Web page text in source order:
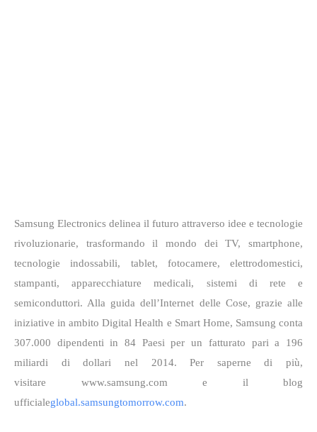
Samsung Electronics delinea il futuro attraverso idee e tecnologie
rivoluzionarie, trasformando il mondo dei TV, smartphone,
tecnologie indossabili, tablet, fotocamere, elettrodomestici,
stampanti, apparecchiature medicali, sistemi di rete e
semiconduttori. Alla guida dell’Internet delle Cose, grazie alle
iniziative in ambito Digital Health e Smart Home, Samsung conta
307.000 dipendenti in 84 Paesi per un fatturato pari a 196
miliardi di dollari nel 2014. Per saperne di più,
visitare www.samsung.com e il blog
ufficialeglobal.samsungtomorrow.com.